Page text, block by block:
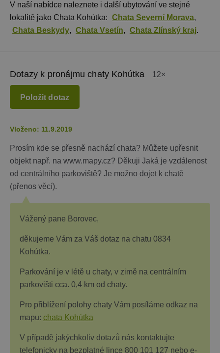
V naší nabídce naleznete i další ubytování ve stejné
lokalitě jako Chata Kohútka: Chata Severní Morava,
Chata Beskydy, Chata Vsetín, Chata Zlínský kraj.
Dotazy k pronájmu chaty Kohútka 12×
Položit dotaz
Vloženo: 11.9.2019
Prosím kde se přesně nachází chata? Můžete upřesnit
objekt např. na www.mapy.cz? Děkuji Jaká je vzdálenost
od centrálního parkoviště? Je možno dojet k chatě
(přenos věcí).
Vážený pane Borovec,
děkujeme Vám za Váš dotaz na chatu 0834
Kohútka.
Parkování je v létě u chaty, v zimě na centrálním
parkovišti cca. 0,4 km od chaty.
Pro přiblížení polohy chaty Vám posíláme odkaz na
mapu: chata Kohútka
V případě jakýchkoliv dotazů nás kontaktujte
telefonicky na bezplatné lince 800 101 127 nebo e-